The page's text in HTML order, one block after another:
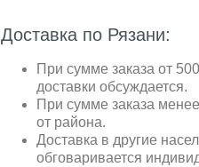
Доставка по Рязани:
При сумме заказа от
доставки обсуждается.
При сумме заказа
от района.
Доставка в другие
обговаривается